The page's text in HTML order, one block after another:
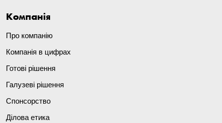
Компанія
Про компанію
Компанія в цифрах
Готові рішення
Галузеві рішення
Спонсорство
Ділова етика